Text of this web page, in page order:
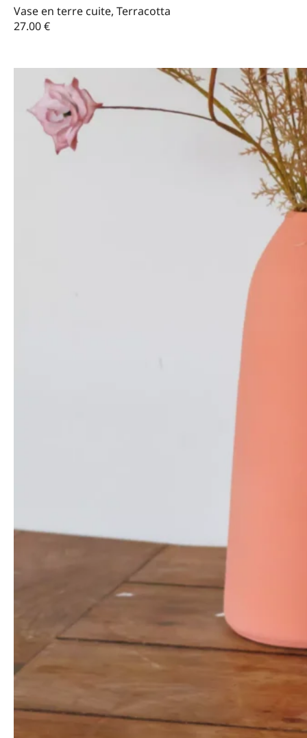
Vase en terre cuite, Terracotta
27.00€